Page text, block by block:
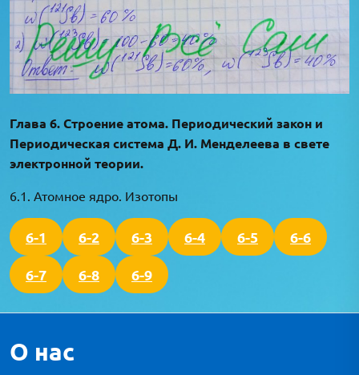
Глава 6. Строение атома. Периодический закон и
Периодическая система Д. И. Менделеева в свете
электронной теории.
6.1. Атомное ядро. Изотопы
6-1 6-2 6-3 6-4 6-5 6-6
6-7 6-8 6-9
О нас